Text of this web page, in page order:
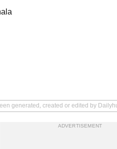
generated, created or edited by
ADVERTISEMENT